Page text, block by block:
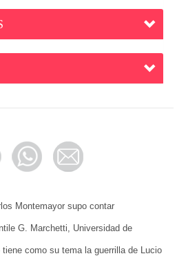
Montemayor supo contar
G. Marchetti, Universidad de
como su tema la guerrilla de Lucio